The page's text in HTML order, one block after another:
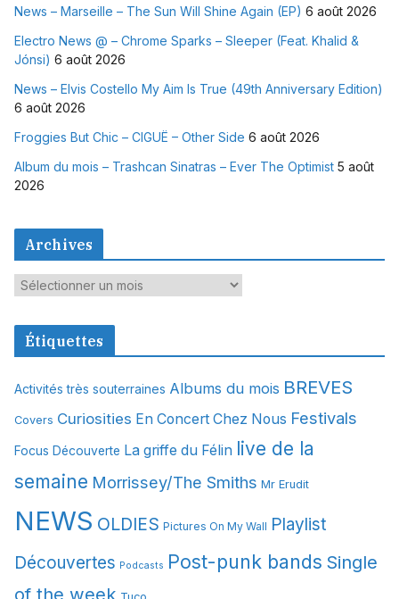
News – Marseille – The Sun Will Shine Again (EP) 6 août 2026
Electro News @ – Chrome Sparks – Sleeper (Feat. Khalid &
Jónsi) 6 août 2026
News – Elvis Costello My Aim Is True (49th Anniversary Edition)
6 août 2026
Froggies But Chic – CIGUË – Other Side 6 août 2026
Album du mois – Trashcan Sinatras – Ever The Optimist 5 août
2026
Archives
A
c
v
e
Étiquettes
Activités très souterraines Albums du mois BREVES
Covers Curiosities En Concert Chez Nous Festivals
Focus Découverte La griffe du Félin live de la
semaine Morrissey/The Smiths Mr Erudit
NEWS OLDIES Pictures On My Wall Playlist
Découvertes Podcasts Post-punk bands Single
of the week